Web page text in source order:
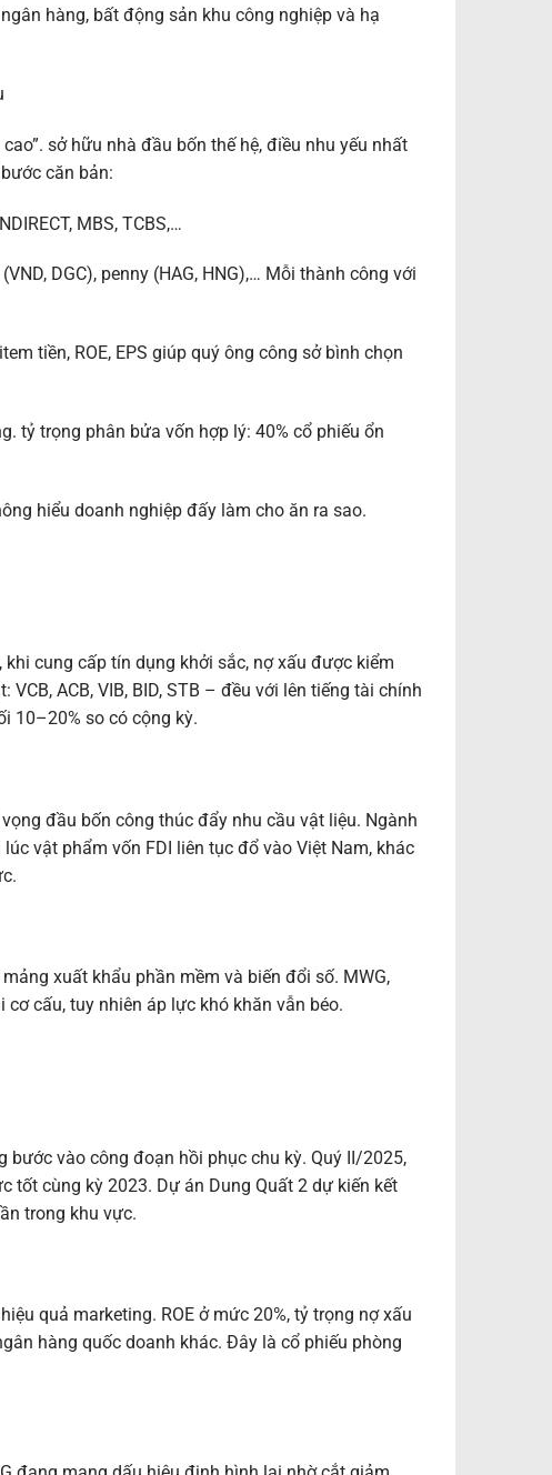
hàng, bất động sản khu công nghiệp và hạ
sở hữu nhà đầu bốn thế hệ, điều nhu yếu nhất
căn bản:
MBS, TCBS,…
DGC), penny (HAG, HNG),… Mỗi thành công với
tiền, ROE, EPS giúp quý ông công sở bình chọn
tỷ trọng phân bửa vốn hợp lý: 40% cổ phiếu ổn
hiểu doanh nghiệp đấy làm cho ăn ra sao.
cung cấp tín dụng khởi sắc, nợ xấu được kiểm
ACB, VIB, BID, STB – đều với lên tiếng tài chính
10–20% so có cộng kỳ.
đầu bốn công thúc đẩy nhu cầu vật liệu. Ngành
vật phẩm vốn FDI liên tục đổ vào Việt Nam, khác
xuất khẩu phần mềm và biến đổi số. MWG,
cấu, tuy nhiên áp lực khó khăn vẫn béo.
bước vào công đoạn hồi phục chu kỳ. Quý II/2025,
tốt cùng kỳ 2023. Dự án Dung Quất 2 dự kiến kết
trong khu vực.
quả marketing. ROE ở mức 20%, tỷ trọng nợ xấu
hàng quốc doanh khác. Đây là cổ phiếu phòng